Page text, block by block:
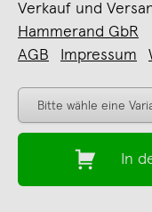
Verkauf und
Hammerand GbR
AGB
Impressum
In